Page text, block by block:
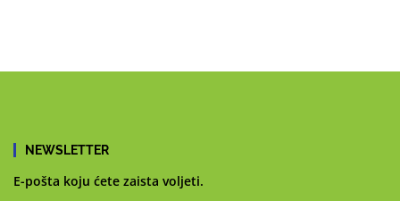
NEWSLETTER
E-pošta koju ćete zaista voljeti.